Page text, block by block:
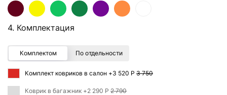
4. Комплектация
Комплектом По отдельности
Комплект ковриков в салон +3 520 Р 3 750
Коврик в багажник +2 290 Р 2 790